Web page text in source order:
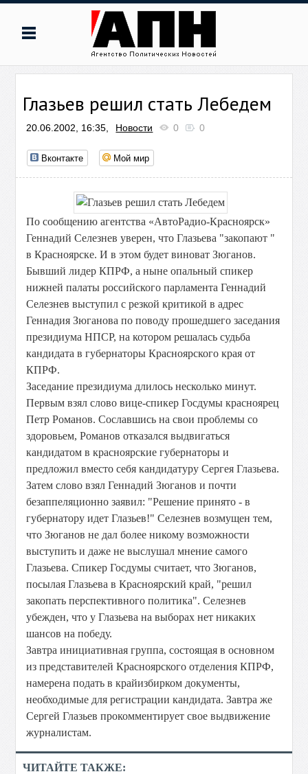
Глазьев решил стать Лебедем
20.06.2002, 16:35, Новости 0 0
Вконтакте Мой мир
По сообщению агентства «АвтоРадио-Красноярск»
Геннадий Селезнев уверен, что Глазьева "закопают "
в Красноярске. И в этом будет виноват Зюганов.
Бывший лидер КПРФ, а ныне опальный спикер
нижней палаты российского парламента Геннадий
Селезнев выступил с резкой критикой в адрес
Геннадия Зюганова по поводу прошедшего заседания
президиума НПСР, на котором решалась судьба
кандидата в губернаторы Красноярского края от
КПРФ.
Заседание президиума длилось несколько минут.
Первым взял слово вице-спикер Госдумы красноярец
Петр Романов. Сославшись на свои проблемы со
здоровьем, Романов отказался выдвигаться
кандидатом в красноярские губернаторы и
предложил вместо себя кандидатуру Сергея Глазьева.
Затем слово взял Геннадий Зюганов и почти
безаппеляционно заявил: "Решение принято - в
губернатору идет Глазьев!" Селезнев возмущен тем,
что Зюганов не дал более никому возможности
выступить и даже не выслушал мнение самого
Глазьева. Спикер Госдумы считает, что Зюганов,
посылая Глазьева в Красноярский край, "решил
закопать перспективного политика". Селезнев
убежден, что у Глазьева на выборах нет никаких
шансов на победу.
Завтра инициативная группа, состоящая в основном
из представителей Красноярского отделения КПРФ,
намерена подать в крайизбирком документы,
необходимые для регистрации кандидата. Завтра же
Сергей Глазьев прокомментирует свое выдвижение
журналистам.
ЧИТАЙТЕ ТАКЖЕ: